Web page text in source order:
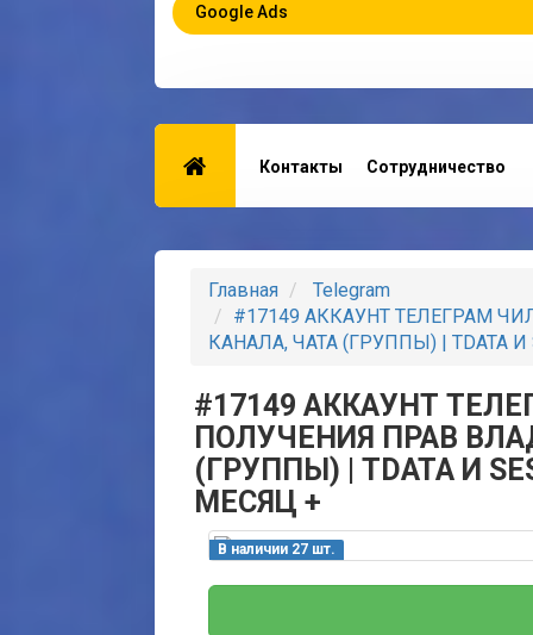
Google Ads
Контакты Сотрудничество
Главная
Telegram
#17149 АККАУНТ ТЕЛЕГРАМ
КАНАЛА, ЧАТА (ГРУППЫ) | TDATA И
#17149 АККАУНТ
ПОЛУЧЕНИЯ ПРАВ
(ГРУППЫ) | TDATA И
МЕСЯЦ +
В наличии 27 шт.